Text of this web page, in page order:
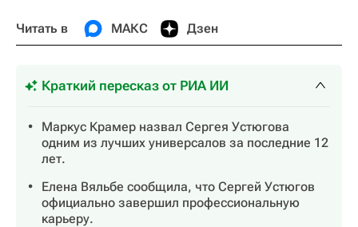
Читать в МАКС Дзен
Краткий пересказ от РИА ИИ
Маркус Крамер назвал Сергея Устюгова
одним из лучших универсалов за последние 12
лет.
Елена Вяльбе сообщила, что Сергей Устюгов
официально завершил профессиональную
карьеру.